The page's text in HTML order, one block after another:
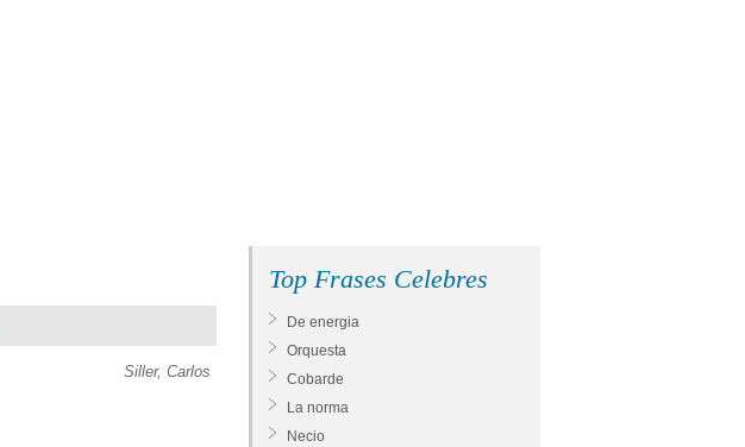
Siller, Carlos
Top Frases Celebres
De energia
Orquesta
Cobarde
La norma
Necio